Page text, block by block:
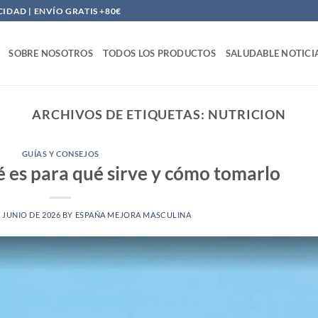
| ENVÍO GRATIS +80€
SOBRE NOSOTROS TODOS LOS PRODUCTOS SALUDABLE
ARCHIVOS DE ETIQUETAS: NUTRICION
GUÍAS Y CONSEJOS
es para qué sirve y cómo tomarlo
JUNIO DE 2026 BY ESPAÑA MEJORA MASCULINA